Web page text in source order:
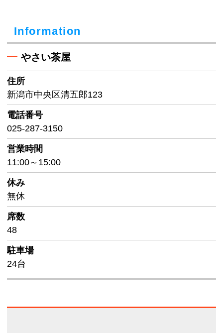
Information
やさい茶屋
住所
新潟市中央区清五郎123
電話番号
025-287-3150
営業時間
11:00～15:00
休み
無休
席数
48
駐車場
24台